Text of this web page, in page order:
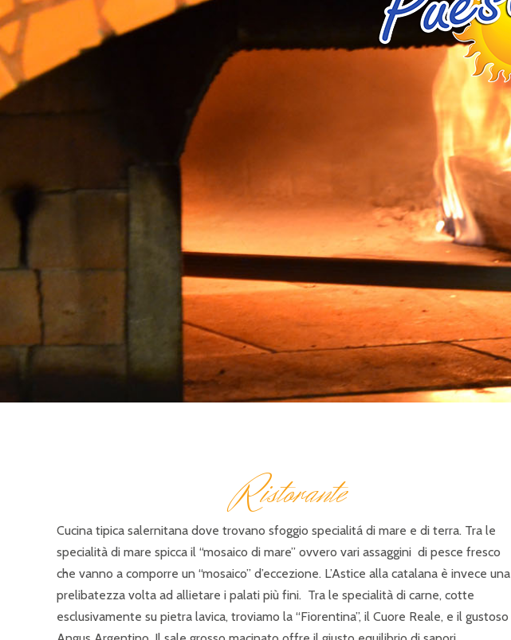
Ristorante
Cucina tipica salernitana dove trovano sfoggio specialitá di mare e di terra. Tra le
specialità di mare spicca il “mosaico di mare” ovvero vari assaggini di pesce fresco
che vanno a comporre un “mosaico” d’eccezione. L’Astice alla catalana è invece una
prelibatezza volta ad allietare i palati più fini. Tra le specialità di carne, cotte
esclusivamente su pietra lavica, troviamo la “Fiorentina”, il Cuore Reale, e il gustoso